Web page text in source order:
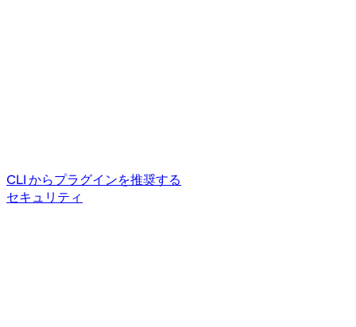
CLI からプラグインを推奨する
セキュリティ